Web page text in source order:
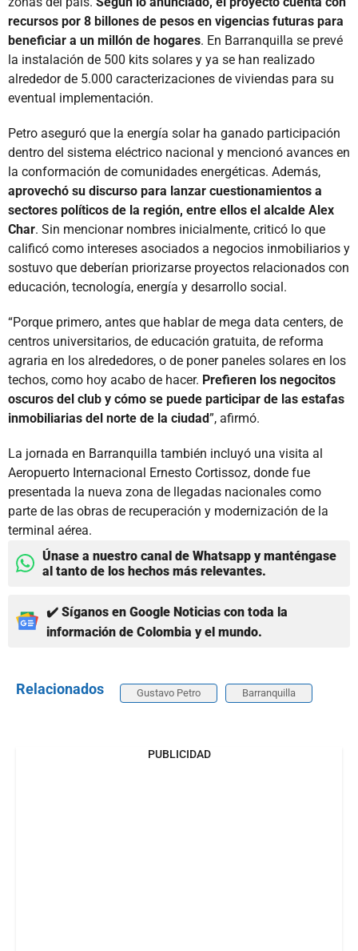
recursos por 8 billones de pesos en vigencias futuras para
beneficiar a un millón de hogares. En Barranquilla se prevé
la instalación de 500 kits solares y ya se han realizado
alrededor de 5.000 caracterizaciones de viviendas para su
eventual implementación.
Petro aseguró que la energía solar ha ganado participación
dentro del sistema eléctrico nacional y mencionó avances en
la conformación de comunidades energéticas. Además,
aprovechó su discurso para lanzar cuestionamientos a
sectores políticos de la región, entre ellos el alcalde Alex
Char. Sin mencionar nombres inicialmente, criticó lo que
calificó como intereses asociados a negocios inmobiliarios y
sostuvo que deberían priorizarse proyectos relacionados con
educación, tecnología, energía y desarrollo social.
“Porque primero, antes que hablar de mega data centers, de
centros universitarios, de educación gratuita, de reforma
agraria en los alrededores, o de poner paneles solares en los
techos, como hoy acabo de hacer. Prefieren los negocitos
oscuros del club y cómo se puede participar de las estafas
inmobiliarias del norte de la ciudad”, afirmó.
La jornada en Barranquilla también incluyó una visita al
Aeropuerto Internacional Ernesto Cortissoz, donde fue
presentada la nueva zona de llegadas nacionales como
parte de las obras de recuperación y modernización de la
terminal aérea.
Únase a nuestro canal de Whatsapp y manténgase
al tanto de los hechos más relevantes.
✔️ Síganos en Google Noticias con toda la
información de Colombia y el mundo.
Relacionados Gustavo Petro Barranquilla
PUBLICIDAD